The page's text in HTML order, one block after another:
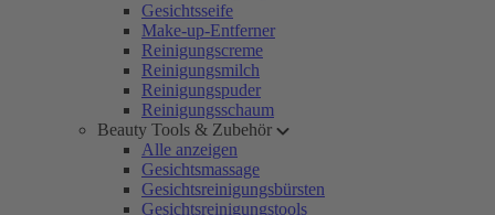
Gesichtsseife
Make-up-Entferner
Reinigungscreme
Reinigungsmilch
Reinigungspuder
Reinigungsschaum
Beauty Tools & Zubehör
Alle anzeigen
Gesichtsmassage
Gesichtsreinigungsbürsten
Gesichtsreinigungstools